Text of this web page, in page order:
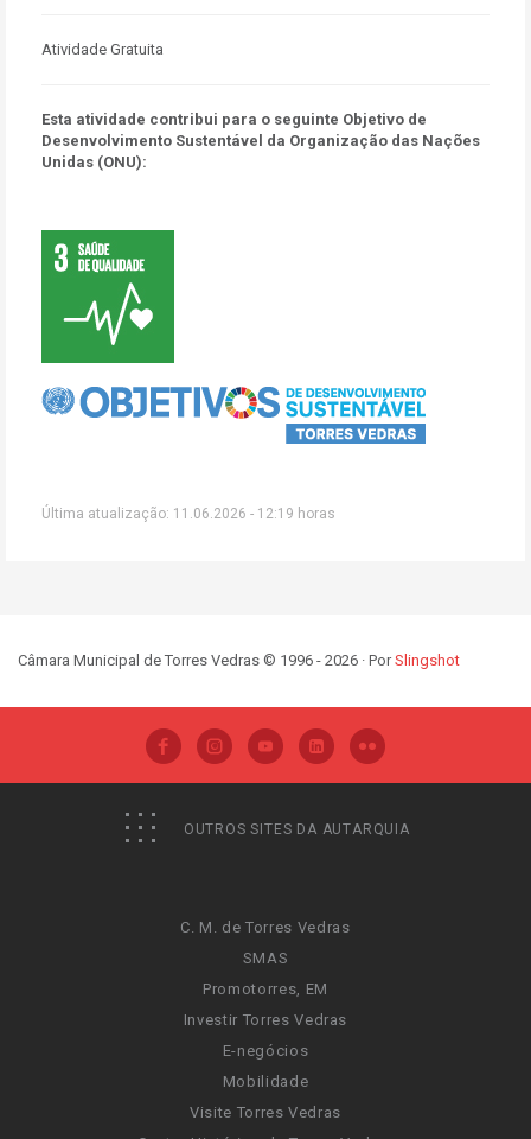
Atividade Gratuita
Esta atividade contribui para o seguinte Objetivo de
Desenvolvimento Sustentável da Organização das Nações
Unidas (ONU):
Última atualização: 11.06.2026 - 12:19 horas
Câmara Municipal de Torres Vedras © 1996 - 2026 · PorSlingshot
OUTROS SITES DA AUTARQUIA
C. M. de Torres Vedras
SMAS
Promotorres, EM
Investir Torres Vedras
E-negócios
Mobilidade
Visite Torres Vedras